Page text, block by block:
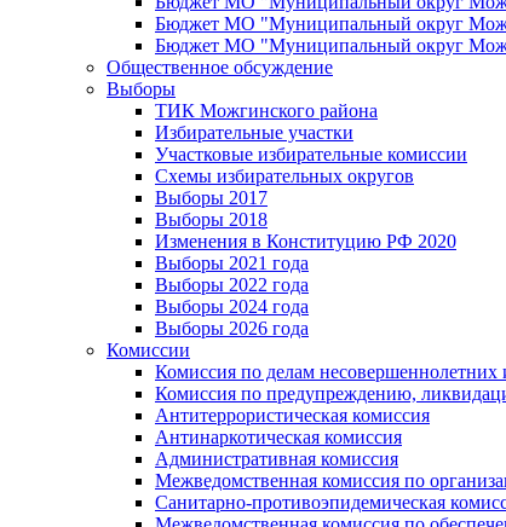
Бюджет МО "Муниципальный округ
Бюджет МО "Муниципальный округ
Общественное обсуждение
Выборы
ТИК Можгинского района
Избирательные участки
Участковые избирательные комиссии
Схемы избирательных округов
Выборы 2017
Выборы 2018
Изменения в Конституцию РФ 2020
Выборы 2021 года
Выборы 2022 года
Выборы 2024 года
Выборы 2026 года
Комиссии
Комиссия по делам несовершеннолетних
Комиссия по предупреждению,
Антитеррористическая комиссия
Антинаркотическая комиссия
Административная комиссия
Межведомственная комиссия по
Санитарно-противоэпидемическая